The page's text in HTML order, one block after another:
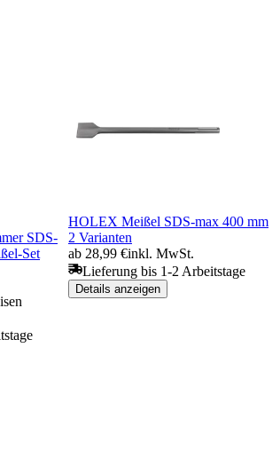
SDS-
Set
HOLEX Meißel SDS-max 400 mm
2 Varianten
ab 28,99 €inkl. MwSt.
Lieferung bis 1-2 Arbeitstage
Details anzeigen